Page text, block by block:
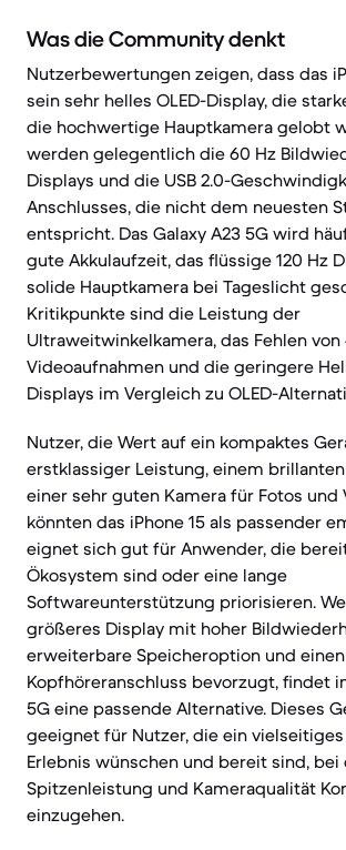
Was die Community denkt
Nutzerbewertungen zeigen, dass das
sein sehr helles OLED-Display, die
die hochwertige Hauptkamera gelobt
werden gelegentlich die 60 Hz
Displays und die USB 2.0-
Anschlusses, die nicht dem neuesten
entspricht. Das Galaxy A23 5G wird
gute Akkulaufzeit, das flüssige 120 Hz
solide Hauptkamera bei Tageslicht
Kritikpunkte sind die Leistung der
Ultraweitwinkelkamera, das Fehlen von
Videoaufnahmen und die geringere
Displays im Vergleich zu OLED-
Nutzer, die Wert auf ein kompaktes
erstklassiger Leistung, einem
einer sehr guten Kamera für Fotos und
könnten das iPhone 15 als passender
eignet sich gut für Anwender, die
Ökosystem sind oder eine lange
Softwareunterstützung priorisieren.
größeres Display mit hoher
erweiterbare Speicheroption und
Kopfhöreranschluss bevorzugt, findet
5G eine passende Alternative. Dieses
geeignet für Nutzer, die ein
Erlebnis wünschen und bereit sind,
Spitzenleistung und Kameraqualität
einzugehen.